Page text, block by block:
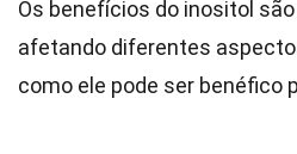
Os benefícios do inositol
afetando diferentes
como ele pode ser benéfico